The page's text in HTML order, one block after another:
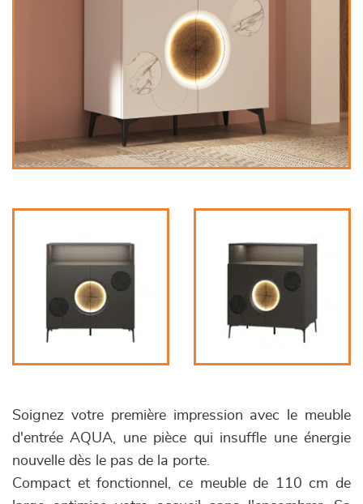
Soignez votre première impression avec le meuble
d'entrée AQUA, une pièce qui insuffle une énergie
nouvelle dès le pas de la porte.
Compact et fonctionnel, ce meuble de 110 cm de